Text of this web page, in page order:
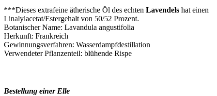
***Dieses extrafeine ätherische Öl des echten Lavendels hat einen
Linalylacetat/Estergehalt von 50/52 Prozent.
Botanischer Name: Lavandula angustifolia
Herkunft: Frankreich
Gewinnungsverfahren: Wasserdampfdestillation
Verwendeter Pflanzenteil: blühende Rispe
Bestellung einer Elle